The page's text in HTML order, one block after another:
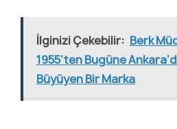
İlginizi Çekebilir: Berk
1955’ten Bugüne
Büyüyen Bir Marka